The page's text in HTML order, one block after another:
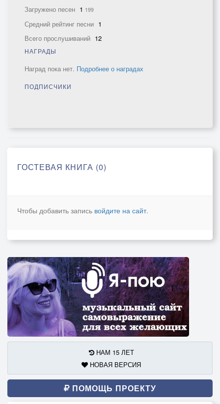
Загружено песен 1 199
Средний рейтинг песни 1
Всего прослушиваний 12
НАГРАДЫ
Наград пока нет. Подробнее о наградах
ПОДПИСЧИКИ
ГОСТЕВАЯ КНИГА (0)
Чтобы добавить запись войдите на сайт.
НАМ 15 ЛЕТ
НОВАЯ ВЕРСИЯ
ПОМОЩЬ ПРОЕКТУ